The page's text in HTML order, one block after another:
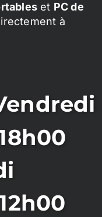
et PC de
à